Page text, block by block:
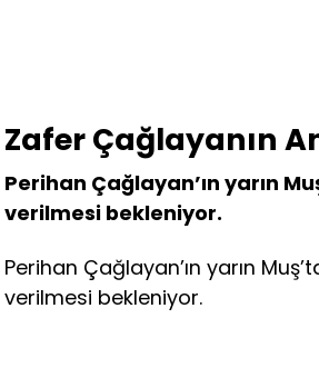
Zafer Çağlayanın
Perihan Çağlayan’ın yarın
verilmesi bekleniyor.
Perihan Çağlayan’ın yarın
verilmesi bekleniyor.